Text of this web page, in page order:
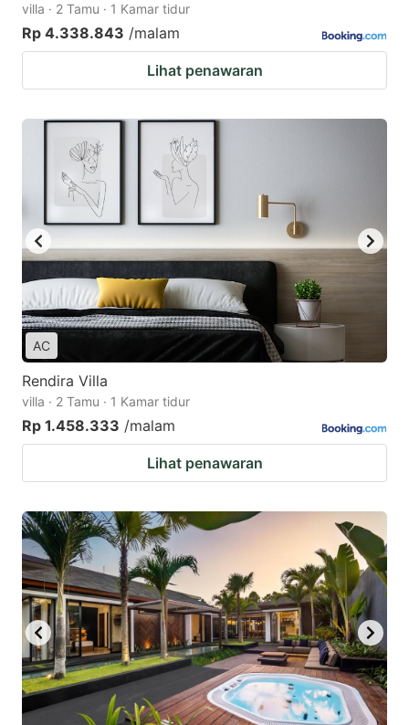
villa · 2 Tamu · 1 Kamar tidur
Rp 4.338.843 /malam
Lihat penawaran
AC
Rendira Villa
villa · 2 Tamu · 1 Kamar tidur
Rp 1.458.333 /malam
Lihat penawaran